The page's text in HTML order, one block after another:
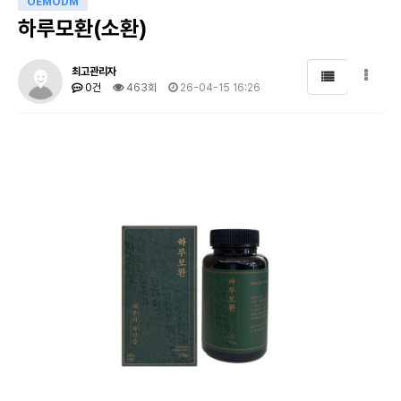
하루모환(소환)
최고관리자
0건
463회 26-04-15 16:26